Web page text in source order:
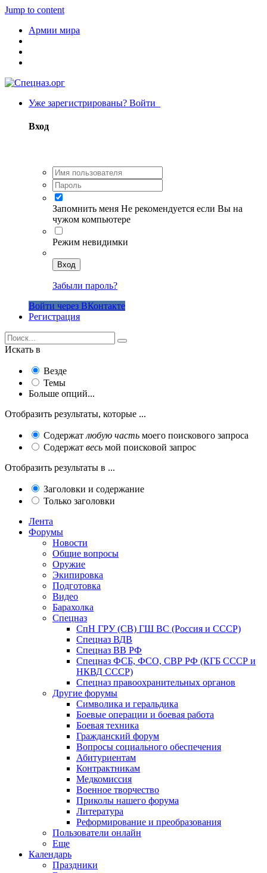
Jump to content
Армии мира
Уже зарегистрированы? Войти
Вход
Запомнить меня Не рекомендуется если Вы на
чужом компьютере
Режим невидимки
Вход
Забыли пароль?
Войти через ВКонтакте
Регистрация
Искать в
Везде
Темы
Больше опций...
Отобразить результаты, которые ...
Содержат любую часть моего поискового запроса
Содержат весь мой поисковой запрос
Отобразить результаты в ...
Заголовки и содержание
Только заголовки
Лента
Форумы
Новости
Общие вопросы
Оружие
Экипировка
Подготовка
Видео
Барахолка
Спецназ
СпН ГРУ (СВ) ГШ ВС (Россия и СССР)
Спецназ ВДВ
Спецназ ВВ РФ
Спецназ ФСБ, ФСО, СВР РФ (КГБ СССР и
НКВД СССР)
Спецназ правоохранительных органов
Другие форумы
Символика и геральдика
Боевые операции и боевая работа
Боевая техника
Гражданский форум
Вопросы социального обеспечения
Абитуриентам
Контрактникам
Медкомиссия
Военное творчество
Приколы нашего форума
Литература
Реформирование и преобразования
Пользователи онлайн
Еще
Календарь
Праздники